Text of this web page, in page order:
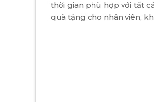
thời gian phù hợp với tất
quà tặng cho nhân viên,